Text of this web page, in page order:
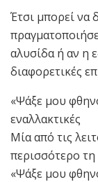
Έτσι μπορεί να
αλυσίδα ή αν η
διαφορετικές
«Ψάξε μου
εναλλακτικές
Μία από τις
περισσότερο τη
«Ψάξε μου